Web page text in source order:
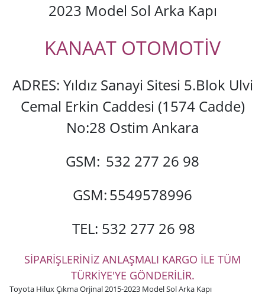
2023 Model Sol Arka Kapı
KANAAT OTOMOTİV
ADRES: Yıldız Sanayi Sitesi 5.Blok Ulvi
Cemal Erkin Caddesi (1574 Cadde)
No:28 Ostim Ankara
GSM: 532 277 26 98
GSM:5549578996
TEL: 532 277 26 98
SİPARİŞLERİNİZ ANLAŞMALI KARGO İLE TÜM
TÜRKİYE'YE GÖNDERİLİR.
Toyota Hilux Çıkma Orjinal 2015-2023 Model Sol Arka Kapı